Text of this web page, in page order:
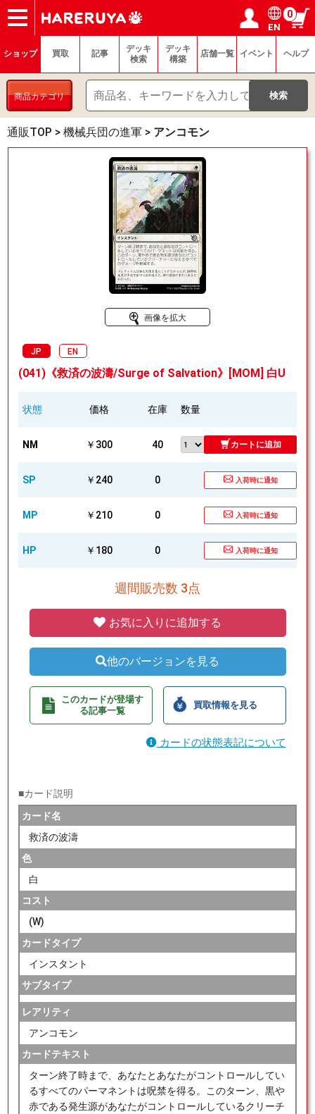
ショップ
買取
記事
デッキ検索
デッキ構築
選手一覧
店舗一覧
イベント
ヘルプ
お問い合わせ ログイン／会員登録
マイページ
EN
0
ショップ 買取 記事
デッキ
検索
デッキ
構築
店舗一覧 イベント ヘルプ
商品カテゴリ
通販TOP > 機械兵団の進軍 > アンコモン
画像を拡大
JP EN
(041)《救済の波濤/Surge of Salvation》[MOM] 白U
状態 価格 在庫 数量
NM ￥300 40 カートに追加
SP ￥240 0 入荷時に通知
MP ￥210 0 入荷時に通知
HP ￥180 0 入荷時に通知
週間販売数 3点
お気に入りに追加する
他のバージョンを見る
このカードが登場す
る記事一覧
買取情報を見る
カードの状態表記について
■カード説明
カード名
救済の波濤
色
白
コスト
(W)
カードタイプ
インスタント
サブタイプ
レアリティ
アンコモン
カードテキスト
ターン終了時まで、あなたとあなたがコントロールしてい
るすべてのパーマネントは呪禁を得る。このターン、黒や
赤である発生源があなたがコントロールしているクリーチ